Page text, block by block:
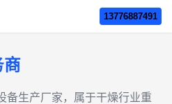
13776887491
商
备生产厂家‌，属于干燥行业重